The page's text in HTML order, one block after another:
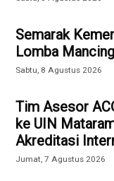
Semarak
Lomba
Sabtu, 8 Agustus 2026
Tim Asesor
ke UIN
Akreditasi
Jumat, 7 Agustus 2026